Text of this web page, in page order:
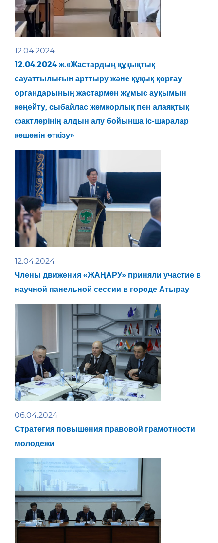
12.04.2024
12.04.2024 ж.«Жастардың құқықтық
сауаттылығын арттыру және құқық қорғау
органдарының жастармен жұмыс ауқымын
кеңейту, сыбайлас жемқорлық пен алаяқтық
фактлерінің алдын алу бойынша іс-шаралар
кешенін өткізу»
12.04.2024
Члены движения «ЖАҢАРУ» приняли участие в
научной панельной сессии в городе Атырау
06.04.2024
Стратегия повышения правовой грамотности
молодежи